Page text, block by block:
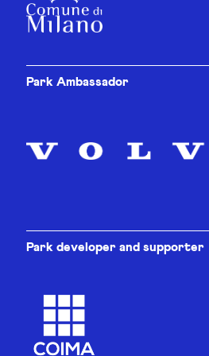
Park Ambassador
Park developer and supporter